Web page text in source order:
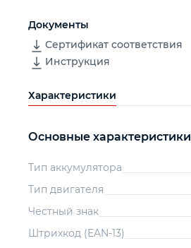
Режущий инструмент
Прочий инструмент
Документы
Сертификат соответствия
Инструкция
Характеристики
Основные характеристики
Тип аккумулятора
Тип двигателя
Честный знак
Штрихкод (EAN-13)